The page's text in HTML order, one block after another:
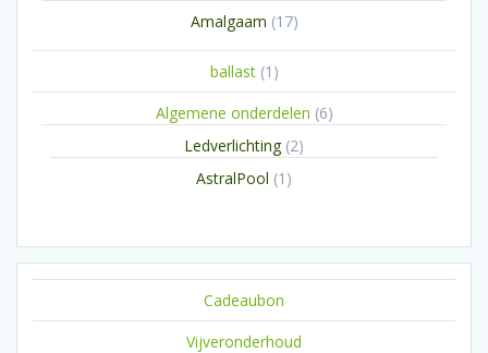
Amalgaam 1717
ballast 1 1
product
Algemene onderdelen 66
Ledverlichting 22
AstralPool 1 1
Cadeaubon
Vijveronderhoud